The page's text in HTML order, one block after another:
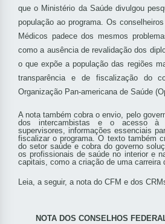
que o Ministério da Saúde divulgou
população ao programa. Os
Médicos padece dos mesmos
como a ausência de revalidação dos
o que expõe a população das regiões
transparência e de fiscalização do
Organização Pan-americana de Saúde
A nota também cobra o envio, pelo
dos intercambistas e o acesso à
supervisores, informações essenciais
fiscalizar o programa. O texto também
do setor saúde e cobra do governo
os profissionais de saúde no interior e
capitais, como a criação de uma carreira
Leia, a seguir, a nota do CFM e dos
NOTA DOS CONSELHOS